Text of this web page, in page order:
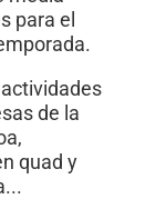
para el
de la
quad y